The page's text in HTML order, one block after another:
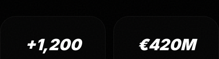
+1,200 €420M